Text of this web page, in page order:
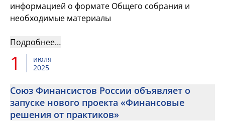
информацией о формате Общего собрания и
необходимые материалы
Подробнее…
1
июля
2025
Союз Финансистов России объявляет о
запуске нового проекта «Финансовые
решения от практиков»